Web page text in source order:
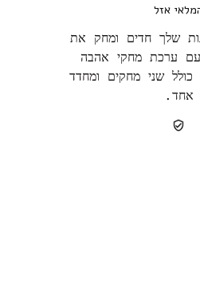
אזל
שלך חדים ומחק את
עם ערכת מחקי אהבה
שני מחקים ומחדד
אחד.